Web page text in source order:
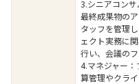
3.シニアコン
最終成果物の
タッフを管理
ェクト実務に
行い、会議の
4.マネジャー
算管理やクラ